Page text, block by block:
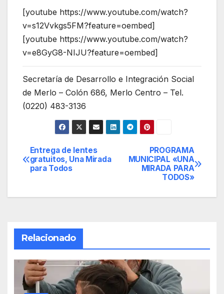
[youtube https://www.youtube.com/watch?
v=s12Vvkgs5FM?feature=oembed]
[youtube https://www.youtube.com/watch?
v=e8GyG8-NIJU?feature=oembed]
Secretaría de Desarrollo e Integración Social
de Merlo – Colón 686, Merlo Centro – Tel.
(0220) 483-3136
Navegación
de
entradas
PROGRAMA
MUNICIPAL «UNA
MIRADA PARA
TODOS»
Entrega de lentes
gratuitos, Una Mirada
para Todos
Relacionado